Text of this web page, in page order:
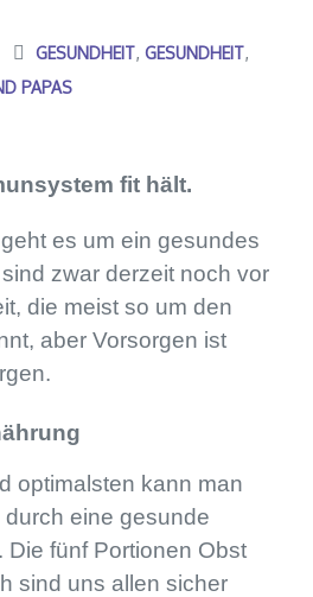
GESUNDHEIT GESUNDHEIT
PAPAS
fit hält.
es um ein gesundes
zwar derzeit noch vor
die meist so um den
aber Vorsorgen ist
optimalsten kann man
eine gesunde
Die fünf Portionen Obst
sind uns allen sicher